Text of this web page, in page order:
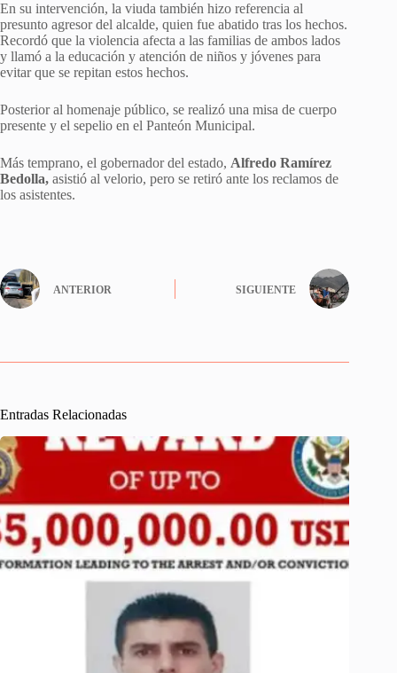
En su intervención, la viuda también hizo referencia al
presunto agresor del alcalde, quien fue abatido tras los hechos.
Recordó que la violencia afecta a las familias de ambos lados
y llamó a la educación y atención de niños y jóvenes para
evitar que se repitan estos hechos.
Posterior al homenaje público, se realizó una misa de cuerpo
presente y el sepelio en el Panteón Municipal.
Más temprano, el gobernador del estado, Alfredo Ramírez
Bedolla, asistió al velorio, pero se retiró ante los reclamos de
los asistentes.
ANTERIOR SIGUIENTE
Entradas Relacionadas